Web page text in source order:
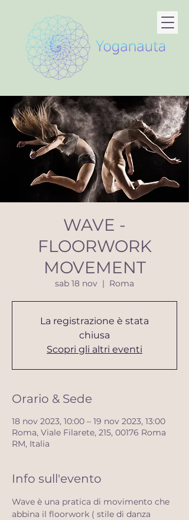
WAVE -
FLOORWORK
MOVEMENT
sab 18 nov
  |
Roma
La registrazione è stata
chiusa
Scopri gli altri eventi
Orario & Sede
18 nov 2023, 10:00 – 19 nov 2023, 13:00
Roma, Viale Filarete, 215, 00176 Roma
RM, Italia
Info sull'evento
Wave è una pratica di movimento che
abbina il floorwork ( stile di danza